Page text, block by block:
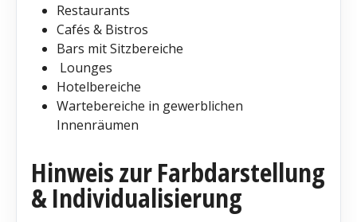
Restaurants
Cafés & Bistros
Bars mit Sitzbereiche
Lounges
Hotelbereiche
Wartebereiche in gewerblichen
Innenräumen
Hinweis zur Farbdarstellung
& Individualisierung